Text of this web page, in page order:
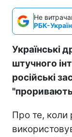
Не
РБК-
Українські
штучного
російські
Про те, коли